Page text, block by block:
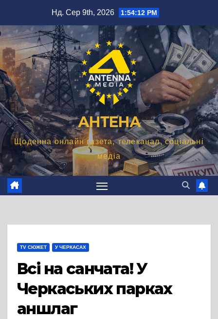
вмісту
Нд. Сер 9th, 2026 1:54:13 PM
АНТЕНА
Щоденна онлайн газета, телеканал, соціальні
медіа
TV СЮЖЕТ У ЧЕРКАСАХ
Всі на санчата! У
Черкаських парках
аншлаг